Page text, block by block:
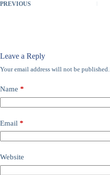
PREVIOUS
Leave a Reply
Your email address will not be published.
Name *
Email *
Website